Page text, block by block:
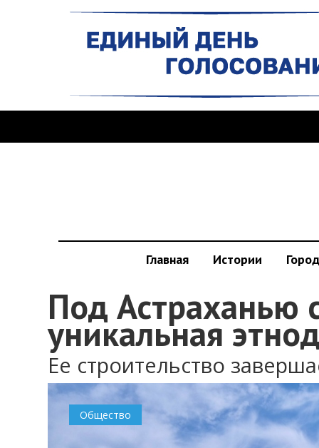
Главная Истории Город
Под Астраханью
уникальная
Ее строительство
Общество